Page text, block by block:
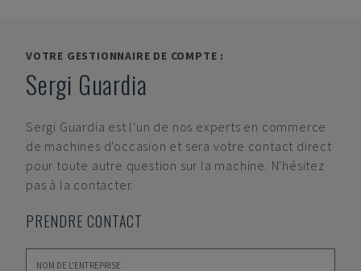
VOTRE GESTIONNAIRE DE COMPTE :
Sergi Guardia
Sergi Guardia est l'un de nos experts en commerce
de machines d'occasion et sera votre contact direct
pour toute autre question sur la machine. N'hésitez
pas à la contacter.
PRENDRE CONTACT